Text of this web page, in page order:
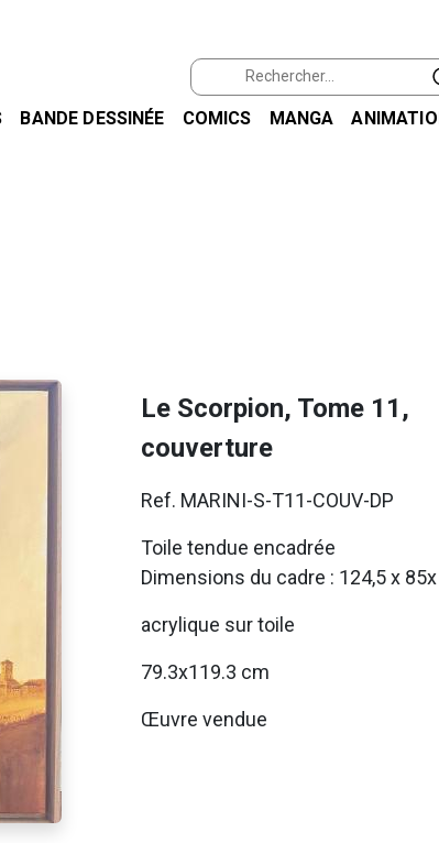
BANDE DESSINÉE COMICS MANGA
Le Scorpion, Tome 11,
couverture
Ref. MARINI-S-T11-COUV-DP
Toile tendue encadrée
Dimensions du cadre : 124,5 x
acrylique sur toile
79.3x119.3 cm
Œuvre vendue